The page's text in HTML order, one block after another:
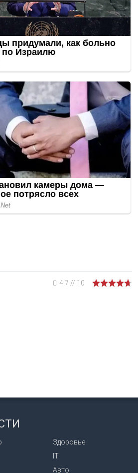
4.7 // 10
Здоровье
IT
Авто